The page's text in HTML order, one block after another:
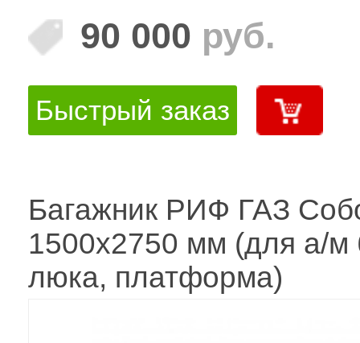
90 000 руб.
Быстрый заказ
Багажник РИФ ГАЗ
1500х2750 мм (для а/м
люка, платформа)